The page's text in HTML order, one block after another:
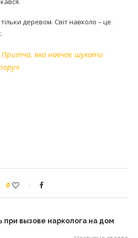
деревом. Світ навколо – це
Притча, яка навчає шукати
0
при вызове нарколога на дом